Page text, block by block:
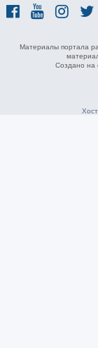
Материалы портала
Создано на